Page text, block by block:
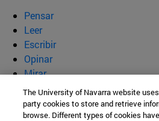
Pensar
Leer
Escribir
Opinar
Mirar
Quiénes somos
BeBrave
The University of Navarra website
party cookies to store and retrieve
browse. Different types of cookies